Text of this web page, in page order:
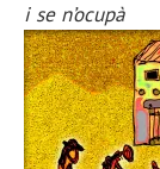
i se n’ocupà